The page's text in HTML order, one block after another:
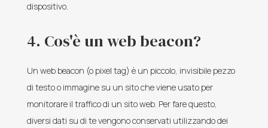
dispositivo.
4. Cos'è un web beacon?
Un web beacon (o pixel tag) è un piccolo, invisibile pezzo
di testo o immagine su un sito che viene usato per
monitorare il traffico di un sito web. Per fare questo,
diversi dati su di te vengono conservati utilizzando dei